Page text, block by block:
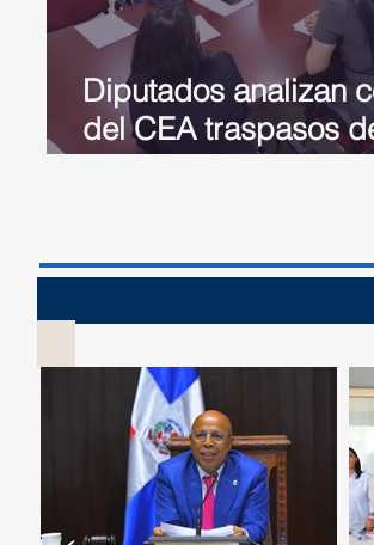
Diputados analizan
del CEA traspasos
programas de